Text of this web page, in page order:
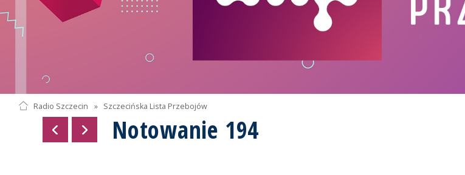
Radio Szczecin » Szczecińska Lista Przebojów
Notowanie 194